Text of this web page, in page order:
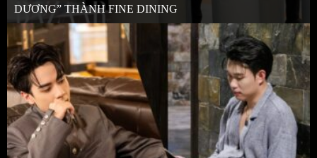
DƯƠNG” THÀNH FINE DINING